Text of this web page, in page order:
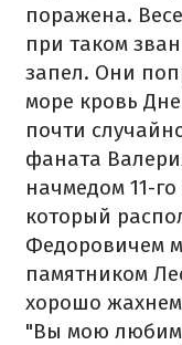
поражена.
при таком
запел. Они
море кровь
почти
фаната
начмедом 11-
который
Федоровичем
памятником
хорошо
"Вы мою